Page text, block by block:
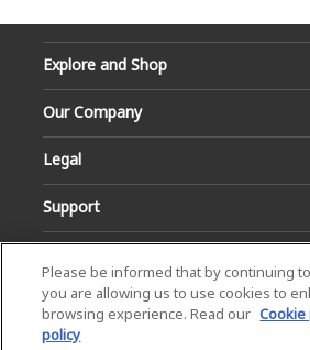
Explore and Shop
Our Company
Legal
Support
Please be informed that by continuing
you are allowing us to use cookies to
browsing experience. Read our Cookie
policy